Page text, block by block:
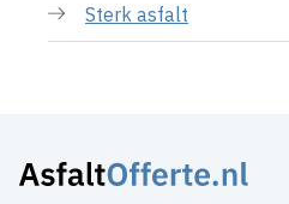
Sterk asfalt